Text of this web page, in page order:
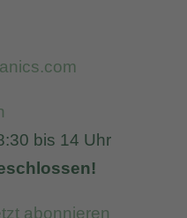
bis 14 Uhr
abonnieren